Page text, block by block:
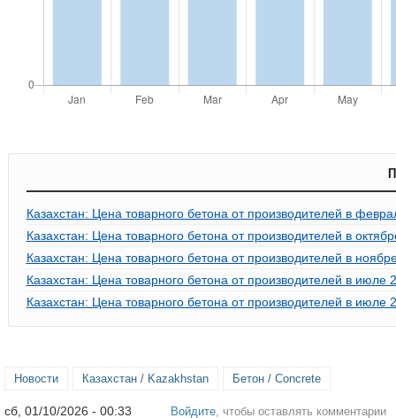
Казахстан: Цена товарного бетона от производителей в
Казахстан: Цена товарного бетона от производителей в
Казахстан: Цена товарного бетона от производителей в
Казахстан: Цена товарного бетона от производителей в июле
Казахстан: Цена товарного бетона от производителей в июле
Новости Казахстан / Kazakhstan Бетон / Concrete
сб, 01/10/2026 - 00:33 Войдите , чтобы оставлять комментарии